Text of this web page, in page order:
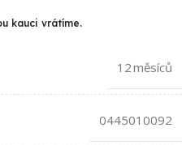
kauci vrátíme.
12 měsíců
0445010092